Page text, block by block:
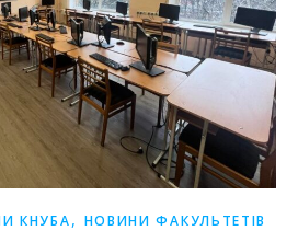
КНУБА, НОВИНИ ФАКУЛЬТЕТІВ